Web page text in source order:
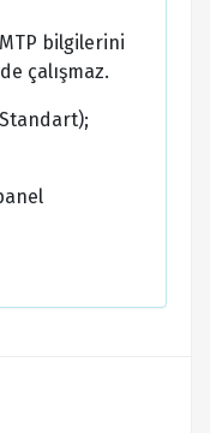
bilgilerini
çalışmaz.